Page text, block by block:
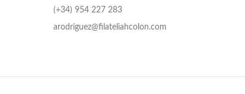
(+34) 954 227 283
arodriguez@filateliahcolon.com